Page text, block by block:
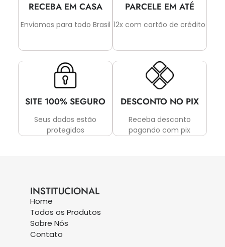
RECEBA EM CASA
Enviamos para todo Brasil
PARCELE EM ATÉ
12x com cartão de crédito
SITE 100% SEGURO
Seus dados estão
protegidos
DESCONTO NO PIX
Receba desconto
pagando com pix
INSTITUCIONAL
Home
Todos os Produtos
Sobre Nós
Contato